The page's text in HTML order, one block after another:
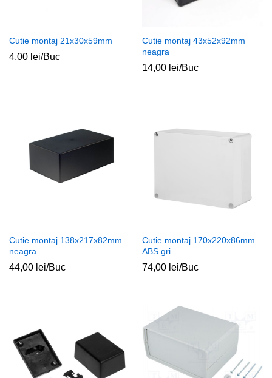
Cutie montaj 21x30x59mm
4,00 lei/Buc
Cutie montaj 43x52x92mm
neagra
14,00 lei/Buc
Cutie montaj 138x217x82mm
neagra
44,00 lei/Buc
Cutie montaj 170x220x86mm
ABS gri
74,00 lei/Buc